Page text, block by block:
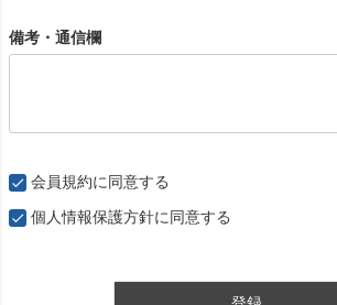
備考・通信欄
会員規約に同意する
個人情報保護方針に同意する